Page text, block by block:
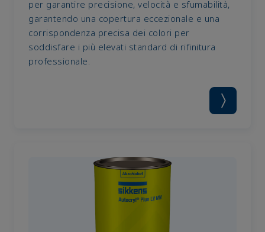
per garantire precisione, velocità e sfumabilità,
garantendo una copertura eccezionale e una
corrispondenza precisa dei colori per
soddisfare i più elevati standard di rifinitura
professionale.